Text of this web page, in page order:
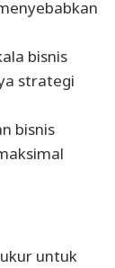
bisnis
strategi
bisnis
untuk